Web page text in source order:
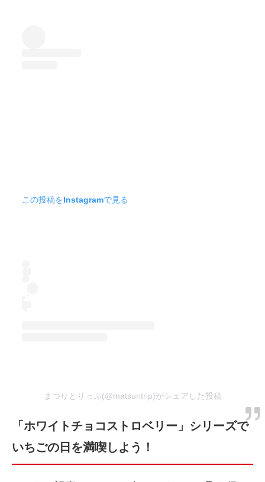
この投稿をInstagramで見る
まつりとりっぷ(@matsuritrip)がシェアした投稿
「ホワイトチョコストロベリー」シリーズで
いちごの日を満喫しよう！